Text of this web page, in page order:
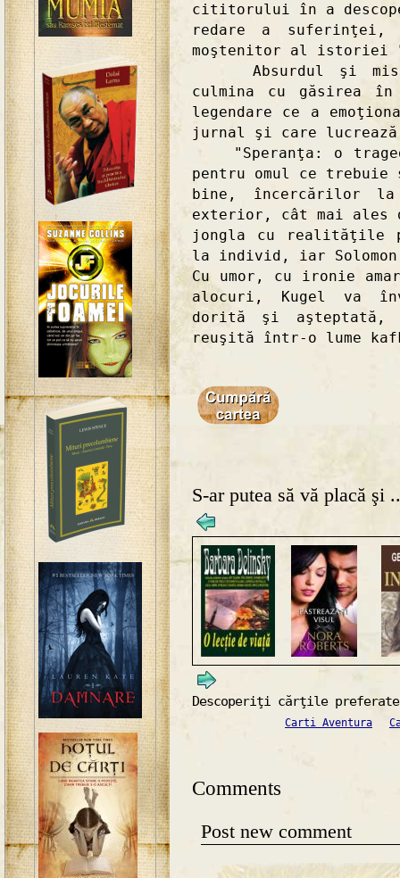
cititorului în a
redare a suferinţei,
moştenitor al istoriei
Absurdul şi
culmina cu găsirea
legendare ce a
jurnal şi care
"Speranţa: o
pentru omul ce trebuie
bine, încercărilor
exterior, cât mai ales
jongla cu realităţile
la individ, iar
Cu umor, cu ironie
alocuri, Kugel va
dorită şi aşteptată,
reuşită într-o lume
S-ar putea să vă placă şi
Descoperiţi cărţile
Carti Aventura
Comments
Post new comment